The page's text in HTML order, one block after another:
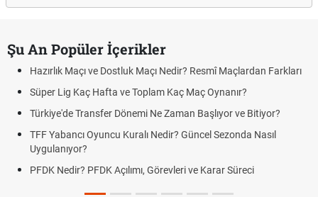
Şu An Popüler İçerikler
Hazırlık Maçı ve Dostluk Maçı Nedir? Resmî Maçlardan Farkları
Süper Lig Kaç Hafta ve Toplam Kaç Maç Oynanır?
Türkiye'de Transfer Dönemi Ne Zaman Başlıyor ve Bitiyor?
TFF Yabancı Oyuncu Kuralı Nedir? Güncel Sezonda Nasıl
Uygulanıyor?
PFDK Nedir? PFDK Açılımı, Görevleri ve Karar Süreci